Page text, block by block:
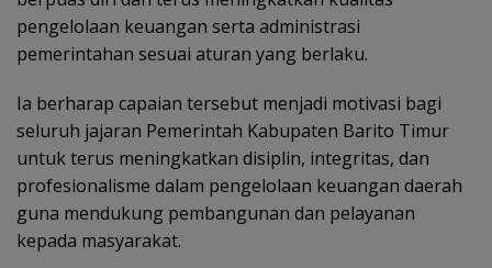
pengelolaan keuangan serta administrasi
pemerintahan sesuai aturan yang berlaku.
Ia berharap capaian tersebut menjadi motivasi bagi
seluruh jajaran Pemerintah Kabupaten Barito Timur
untuk terus meningkatkan disiplin, integritas, dan
profesionalisme dalam pengelolaan keuangan daerah
guna mendukung pembangunan dan pelayanan
kepada masyarakat.